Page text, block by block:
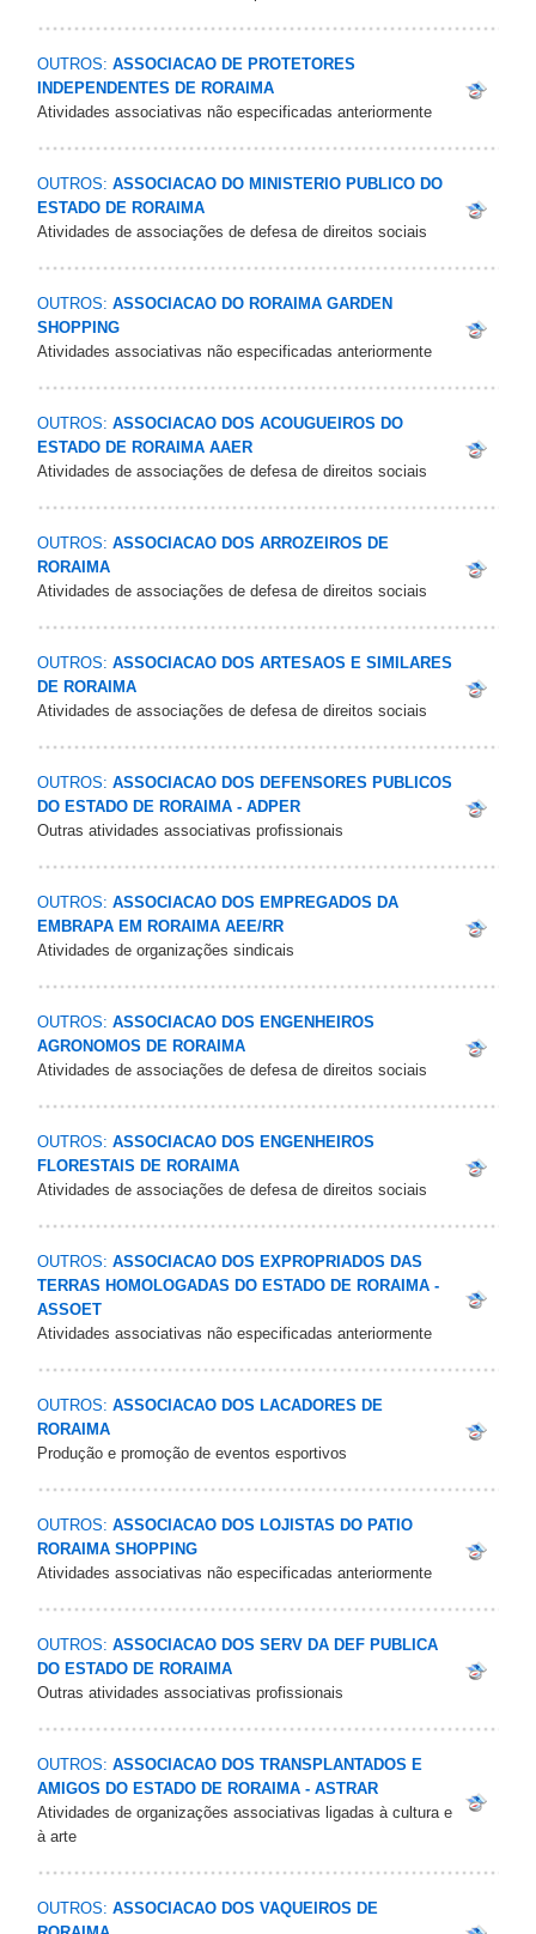
OUTROS: ASSOCIACAO DE PROTETORES
INDEPENDENTES DE RORAIMA
Atividades associativas não especificadas anteriormente
OUTROS: ASSOCIACAO DO MINISTERIO PUBLICO DO
ESTADO DE RORAIMA
Atividades de associações de defesa de direitos sociais
OUTROS: ASSOCIACAO DO RORAIMA GARDEN
SHOPPING
Atividades associativas não especificadas anteriormente
OUTROS: ASSOCIACAO DOS ACOUGUEIROS DO
ESTADO DE RORAIMA AAER
Atividades de associações de defesa de direitos sociais
OUTROS: ASSOCIACAO DOS ARROZEIROS DE
RORAIMA
Atividades de associações de defesa de direitos sociais
OUTROS: ASSOCIACAO DOS ARTESAOS E SIMILARES
DE RORAIMA
Atividades de associações de defesa de direitos sociais
OUTROS: ASSOCIACAO DOS DEFENSORES PUBLICOS
DO ESTADO DE RORAIMA - ADPER
Outras atividades associativas profissionais
OUTROS: ASSOCIACAO DOS EMPREGADOS DA
EMBRAPA EM RORAIMA AEE/RR
Atividades de organizações sindicais
OUTROS: ASSOCIACAO DOS ENGENHEIROS
AGRONOMOS DE RORAIMA
Atividades de associações de defesa de direitos sociais
OUTROS: ASSOCIACAO DOS ENGENHEIROS
FLORESTAIS DE RORAIMA
Atividades de associações de defesa de direitos sociais
OUTROS: ASSOCIACAO DOS EXPROPRIADOS DAS
TERRAS HOMOLOGADAS DO ESTADO DE RORAIMA -
ASSOET
Atividades associativas não especificadas anteriormente
OUTROS: ASSOCIACAO DOS LACADORES DE
RORAIMA
Produção e promoção de eventos esportivos
OUTROS: ASSOCIACAO DOS LOJISTAS DO PATIO
RORAIMA SHOPPING
Atividades associativas não especificadas anteriormente
OUTROS: ASSOCIACAO DOS SERV DA DEF PUBLICA
DO ESTADO DE RORAIMA
Outras atividades associativas profissionais
OUTROS: ASSOCIACAO DOS TRANSPLANTADOS E
AMIGOS DO ESTADO DE RORAIMA - ASTRAR
Atividades de organizações associativas ligadas à cultura e
à arte
OUTROS: ASSOCIACAO DOS VAQUEIROS DE